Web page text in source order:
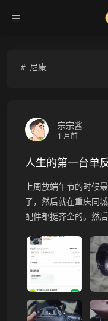
尼康
宗宗酱
1 月前
人生的第一台单
上周放端午节的时候
了，然后就在重庆同
配件都挺齐全的。然